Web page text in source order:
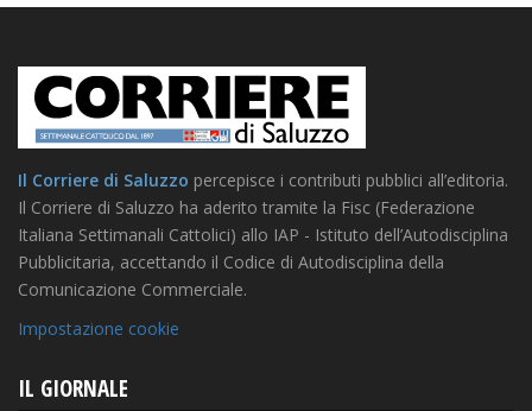
Il Corriere di Saluzzo percepisce i contributi pubblici all’editoria.
Il Corriere di Saluzzo ha aderito tramite la Fisc (Federazione
Italiana Settimanali Cattolici) allo IAP - Istituto dell’Autodisciplina
Pubblicitaria, accettando il Codice di Autodisciplina della
Comunicazione Commerciale.
Impostazione cookie
IL GIORNALE